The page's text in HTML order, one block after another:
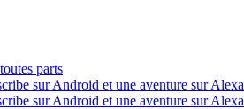
parts
sur Android et une aventure sur Alexa
sur Android et une aventure sur Alexa